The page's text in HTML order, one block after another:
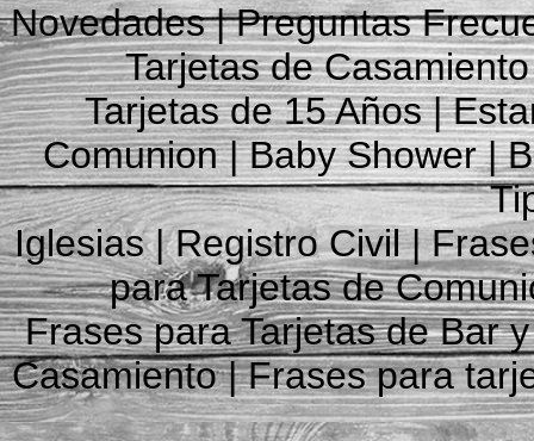
Novedades|Preguntas
Tarjetas de Casamiento
Tarjetas de 15 Años|
Comunion|Baby Shower|
Iglesias|Registro Civil|
para Tarjetas de
Frases para Tarjetas de Bar
Casamiento|Frases para